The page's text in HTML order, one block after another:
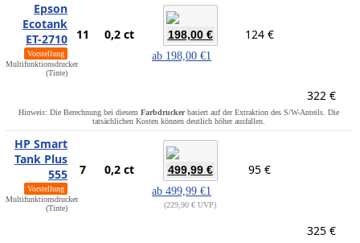
Epson
Ecotank
ET-2710
Vorstellung
Multifunktionsdrucker
(Tinte)
11 0,2 ct 198,00 €
ab 198,00 €1
124 €
322 €
Hinweis: Die Berechnung bei diesem Farbdruckerbasiert auf der Extraktion des S/W-Anteils. Die
tatsächlichen Kosten können deutlich höher ausfallen.
HP Smart
Tank Plus
555
Vorstellung
Multifunktionsdrucker
(Tinte)
7 0,2 ct 499,99 €
ab 499,99 €1
229,90 € UVP
95 €
325 €